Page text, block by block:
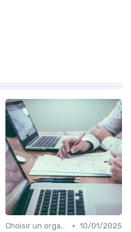
Choisir un organisme de rachat • 10/01/2025